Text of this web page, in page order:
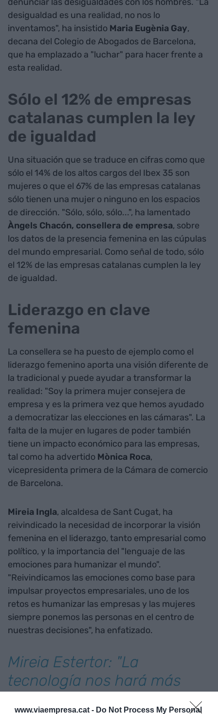
www.viaempresa.cat - Do Not Process My Personal
desigualdad es una realidad, no nos lo
inventamos", ha insistido Maria Eugènia Gay,
decana del Colegio de Abogados de Barcelona,
que ha emplazado a "luchar" para hacer frente a
esta realidad.
Sólo el 12% de empresas
catalanas cumplen la ley
de igualdad
Una situación que se traduce en cifras como que
sólo el 14% de los altos cargos del Ibex 35 son
mujeres o que el 67% de las empresas catalanas
sólo tienen una mujer o ninguno en los espacios
de dirección. "Sólo, sólo, sólo...", ha lamentado
Àngels Chacón, consellera de empresa, sobre
los datos de la presencia femenina en las cúpulas
del mundo empresarial. Como señal de todo, sólo
el 12% de las empresas catalanas cumplen la ley
de igualdad.
Liderazgo en clave
femenina
La consellera se ha puesto de ejemplo como el
liderazgo femenino aporta una visión diferente de
la tradicional y puede ayudar a transformar la
realidad: "Soy la primera mujer consejera de
empresa y es la primera vez que hemos ayudado
a democratizar las elecciones en las cámaras". La
falta de la mujer en lugares de poder también
tiene un impacto económico para las empresas,
tal como ha advertido Mònica Roca,
vicepresidenta primera de la Cámara de comercio
de Barcelona.
Mireia Ingla, alcaldesa de Sant Cugat, ha
reivindicado la necesidad de incorporar la visión
femenina en el liderazgo, tanto empresarial como
político, y la importancia del "lenguaje de las
emociones para humanizar el mundo".
"Reivindicamos las emociones como base para
impulsar proyectos empresariales, uno de los
retos es humanizar las empresas y las mujeres
siempre ponemos las personas en el centro de
nuestras decisiones", ha enfatizado.
Mireia Estertor: "La
tecnología nos hará más